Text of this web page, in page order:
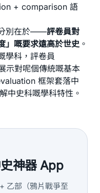
+ comparison 語
分別在於——評卷員對
」嘅要求遠高於世史。
學科，評卷員
示對呢個傳統嘅基本
框架套落中
中史科嘅學科特性。
神器 App
乙部（鴉片戰爭至